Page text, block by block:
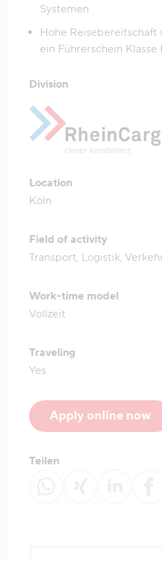
Systemen
Hohe
ein Führerschein Klasse
Division
Location
Köln
Field of activity
Transport, Logistik,
Work-time model
Vollzeit
Traveling
Yes
Apply online now
Teilen